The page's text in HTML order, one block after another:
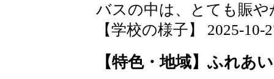
バスの中は、とても賑や
【学校の様子】 2025-10-
【特色・地域】ふれあ